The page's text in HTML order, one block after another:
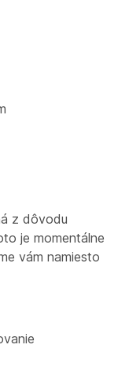
z dôvodu
je momentálne
vám namiesto